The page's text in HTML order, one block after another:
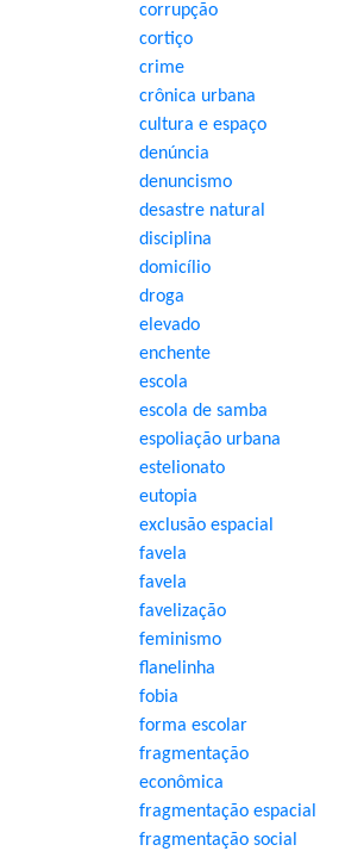
corrupção
cortiço
crime
crônica urbana
cultura e espaço
denúncia
denuncismo
desastre natural
disciplina
domicílio
droga
elevado
enchente
escola
escola de samba
espoliação urbana
estelionato
eutopia
exclusão espacial
favela
favela
favelização
feminismo
flanelinha
fobia
forma escolar
fragmentação
econômica
fragmentação espacial
fragmentação social